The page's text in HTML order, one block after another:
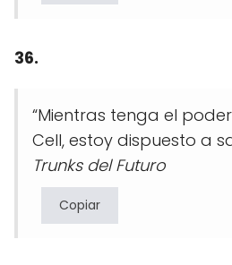
36.
“Mientras tenga el
Cell, estoy dispuesto a
Trunks del Futuro
Copiar